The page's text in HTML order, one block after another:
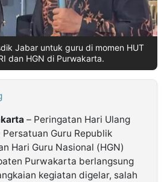
Jabar untuk guru di momen HUT
dan HGN di Purwakarta.
– Peringatan Hari Ulang
Guru Republik
Hari Guru Nasional (HGN)
Purwakarta berlangsung
kegiatan digelar, salah